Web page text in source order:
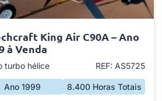
King Air C90A – Ano
à Venda
turbo hélice REF: AS5725
Ano 1999 8.400 Horas Totais